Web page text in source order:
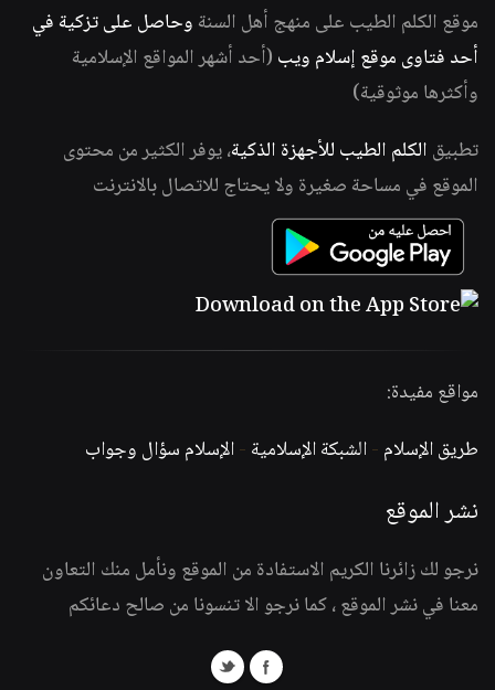
موقع الكلم الطيب على منهج أهل السنة وحاصل على تزكية في
أحد فتاوى موقع إسلام ويب (أحد أشهر المواقع الإسلامية
وأكثرها موثوقية)
تطبيق الكلم الطيب للأجهزة الذكية، يوفر الكثير من محتوى
الموقع في مساحة صغيرة ولا يحتاج للاتصال بالانترنت
مواقع مفيدة:
طريق الإسلام -الشبكة الإسلامية -الإسلام سؤال وجواب
نشر الموقع
نرجو لك زائرنا الكريم الاستفادة من الموقع ونأمل منك التعاون
معنا في نشر الموقع ، كما نرجو الا تنسونا من صالح دعائكم